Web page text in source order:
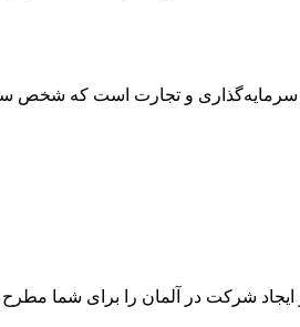
سرمایه‌گذاری و تجارت است که شخص
شرکت در آلمان را برای شما